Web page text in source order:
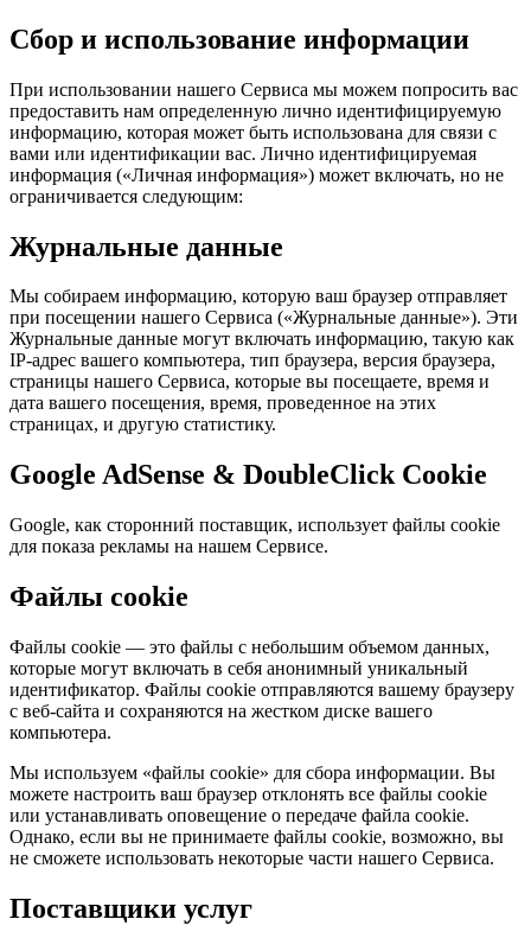
Сбор и использование информации
При использовании нашего Сервиса мы можем попросить вас
предоставить нам определенную лично идентифицируемую
информацию, которая может быть использована для связи с
вами или идентификации вас. Лично идентифицируемая
информация («Личная информация») может включать, но не
ограничивается следующим:
Журнальные данные
Мы собираем информацию, которую ваш браузер отправляет
при посещении нашего Сервиса («Журнальные данные»). Эти
Журнальные данные могут включать информацию, такую как
IP-адрес вашего компьютера, тип браузера, версия браузера,
страницы нашего Сервиса, которые вы посещаете, время и
дата вашего посещения, время, проведенное на этих
страницах, и другую статистику.
Google AdSense & DoubleClick Cookie
Google, как сторонний поставщик, использует файлы cookie
для показа рекламы на нашем Сервисе.
Файлы cookie
Файлы cookie — это файлы с небольшим объемом данных,
которые могут включать в себя анонимный уникальный
идентификатор. Файлы cookie отправляются вашему браузеру
с веб-сайта и сохраняются на жестком диске вашего
компьютера.
Мы используем «файлы cookie» для сбора информации. Вы
можете настроить ваш браузер отклонять все файлы cookie
или устанавливать оповещение о передаче файла cookie.
Однако, если вы не принимаете файлы cookie, возможно, вы
не сможете использовать некоторые части нашего Сервиса.
Поставщики услуг